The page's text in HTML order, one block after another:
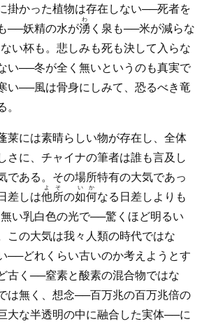
掛かった植物は存在しない──死者を
──妖精の水が湧
わ
く泉も──米が減らな
い杯も。悲しみも死も決して入らな
い──冬が全く無いというのも真実で
い──風は骨身にしみて、恐るべき竜
。
莱には素晴らしい物が存在し、全体
さに、チャイナの筆者は誰も言及し
である。その場所特有の大気であっ
差しは他所
よそ
の如何
いか
なる日差しよりも
無い乳白色の光で──驚くほど明るい
この大気は我々人類の時代ではな
──どれくらい古いのか考えようとす
古く──窒素と酸素の混合物ではな
は無く、想念──百万兆の百万兆倍の
大な半透明の中に融合した実体──に